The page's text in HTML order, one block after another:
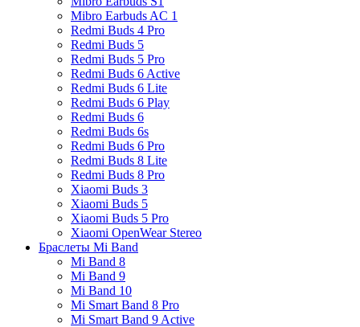
Mibro Earbuds AC 1
Redmi Buds 4 Pro
Redmi Buds 5
Redmi Buds 5 Pro
Redmi Buds 6 Active
Redmi Buds 6 Lite
Redmi Buds 6 Play
Redmi Buds 6
Redmi Buds 6s
Redmi Buds 6 Pro
Redmi Buds 8 Lite
Redmi Buds 8 Pro
Xiaomi Buds 3
Xiaomi Buds 5
Xiaomi Buds 5 Pro
Xiaomi OpenWear Stereo
Браслеты Mi Band
Mi Band 8
Mi Band 9
Mi Band 10
Mi Smart Band 8 Pro
Mi Smart Band 9 Active